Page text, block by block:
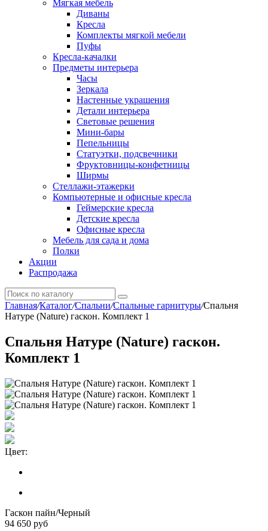
Мягкая мебель
Диваны
Кресла
Комплекты мягкой мебели
Пуфы
Кресла-качалки
Предметы интерьера
Часы
Зеркала
Настенные украшения
Детали интерьера
Световые решения
Мини-бары
Пепельницы
Статуэтки, подсвечники
Фруктовницы-конфетницы
Ширмы
Стеллажи-этажерки
Компьютерные и офисные кресла
Геймерские кресла
Детские кресла
Офисные кресла
Мебель для сада и дома
Полки
Акции
Распродажа
Главная/Каталог/Спальни/Спальные гарнитуры/Спальня
Натуре (Nature) гаскон. Комплект 1
Спальня Натуре (Nature) гаскон.
Комплект 1
Цвет:
Гаскон пайн/Черный
94 650 руб